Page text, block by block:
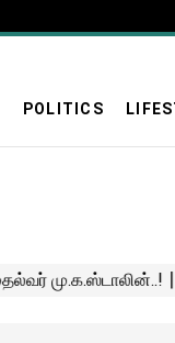
POLITICS